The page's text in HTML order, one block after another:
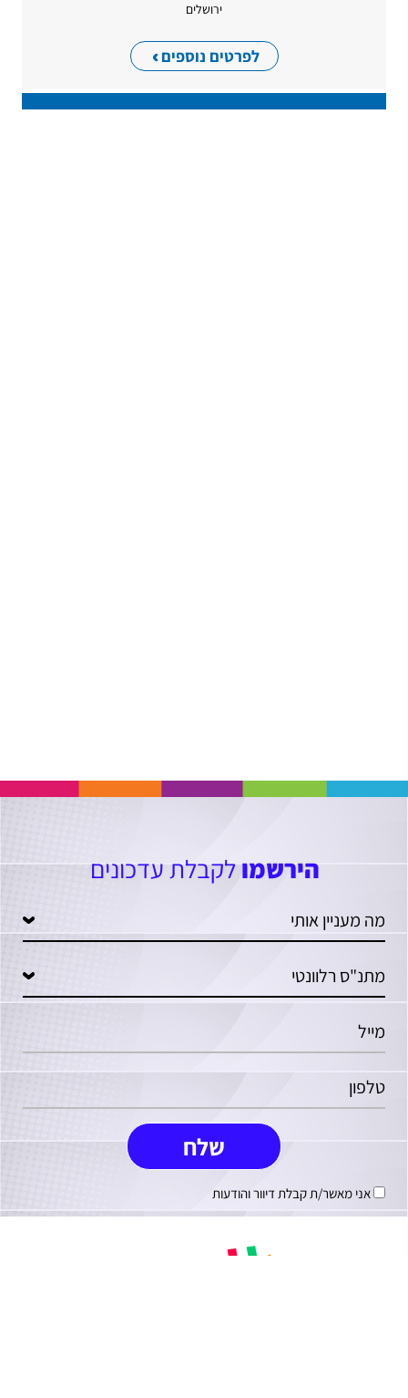
ירושלים
לפרטים נוספים
הירשמולקבלת עדכונים
אני מאשר/ת קבלת דיוור והודעות